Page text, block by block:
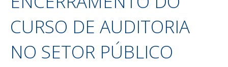
CURSO DE AUDITORIA
NO SETOR PÚBLICO